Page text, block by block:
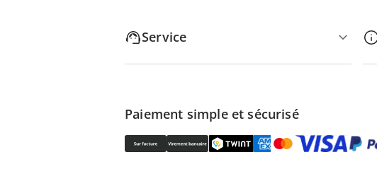
Service
Paiement simple et sécurisé